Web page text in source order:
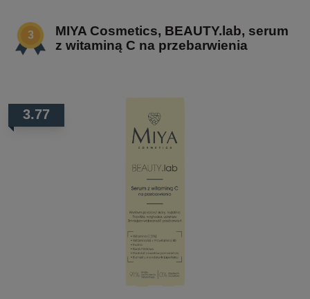
MIYA Cosmetics, BEAUTY.lab, serum
z witaminą C na przebarwienia
3.77